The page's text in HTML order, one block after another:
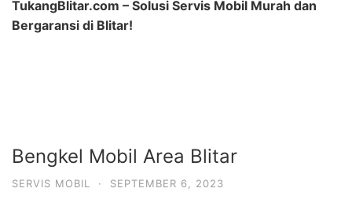
TukangBlitar.com – Solusi Servis Mobil Murah dan
Bergaransi di Blitar!
Bengkel Mobil Area Blitar
SERVIS MOBIL · SEPTEMBER 6, 2023